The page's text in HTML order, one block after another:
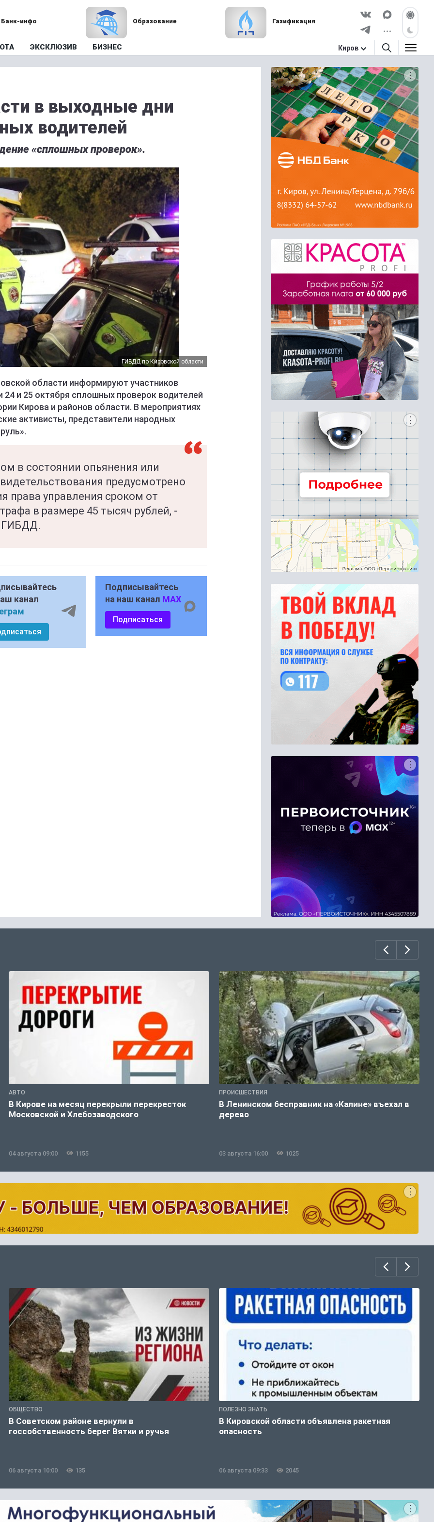
Банк-инфо Образование Газификация
ЭКСКЛЮЗИВ БИЗНЕС Киров
в выходные дни
водителей
«сплошных проверок».
ГИБДД по Кировской области
области информируют участников
и 25 октября сплошных проверок водителей
Кирова и районов области. В мероприятиях
активисты, представители народных
в состоянии опьянения или
предусмотрено
права управления сроком от
в размере 45 тысяч рублей, -
ГИБДД.
канал
Подписывайтесь
на наш канал MAX
Подписаться
АВТО
В Кирове на месяц перекрыли перекресток
Московской и Хлебозаводского
04 августа 09:00 1155
ПРОИСШЕСТВИЯ
В Ленинском бесправник на «Калине» въехал в
дерево
03 августа 16:00 1025
ОБЩЕСТВО
В Советском районе вернули в
госсобственность берег Вятки и ручья
06 августа 10:00 135
ПОЛЕЗНО ЗНАТЬ
В Кировской области объявлена ракетная
опасность
06 августа 09:33 2045